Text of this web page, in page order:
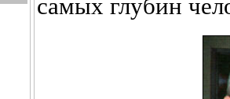
самых глубин